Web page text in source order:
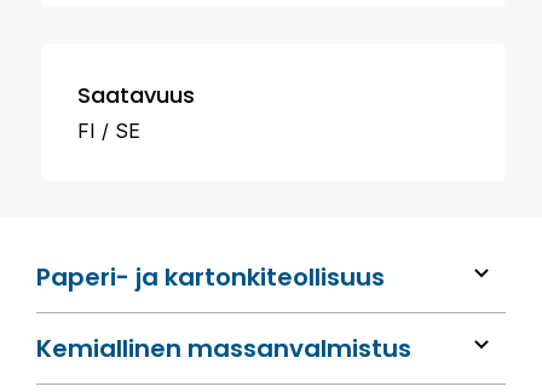
Paperi- ja kartonkiteollisuus
Kemiallinen massan­valmistus
Saatavuus
FI SE